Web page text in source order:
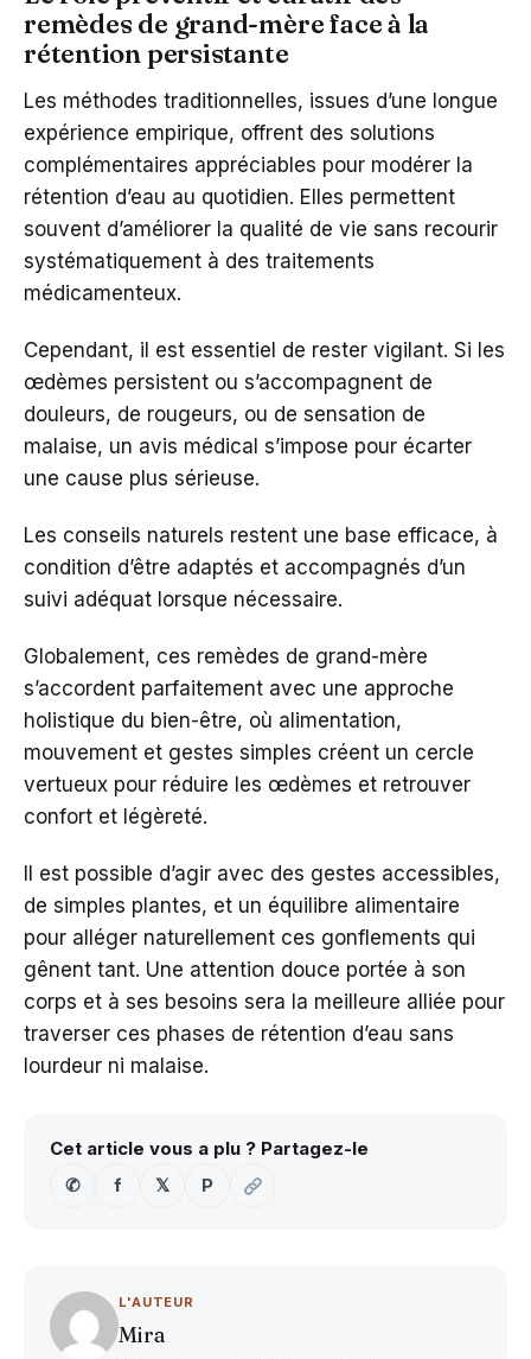
remèdes de grand-mère face à la
rétention persistante
Les méthodes traditionnelles, issues d’une longue
expérience empirique, offrent des solutions
complémentaires appréciables pour modérer la
rétention d’eau au quotidien. Elles permettent
souvent d’améliorer la qualité de vie sans recourir
systématiquement à des traitements
médicamenteux.
Cependant, il est essentiel de rester vigilant. Si les
œdèmes persistent ou s’accompagnent de
douleurs, de rougeurs, ou de sensation de
malaise, un avis médical s’impose pour écarter
une cause plus sérieuse.
Les conseils naturels restent une base efficace, à
condition d’être adaptés et accompagnés d’un
suivi adéquat lorsque nécessaire.
Globalement, ces remèdes de grand-mère
s’accordent parfaitement avec une approche
holistique du bien-être, où alimentation,
mouvement et gestes simples créent un cercle
vertueux pour réduire les œdèmes et retrouver
confort et légèreté.
Il est possible d’agir avec des gestes accessibles,
de simples plantes, et un équilibre alimentaire
pour alléger naturellement ces gonflements qui
gênent tant. Une attention douce portée à son
corps et à ses besoins sera la meilleure alliée pour
traverser ces phases de rétention d’eau sans
lourdeur ni malaise.
Cet article vous a plu ? Partagez-le
✆
f 𝕏 P
L'AUTEUR
Mira